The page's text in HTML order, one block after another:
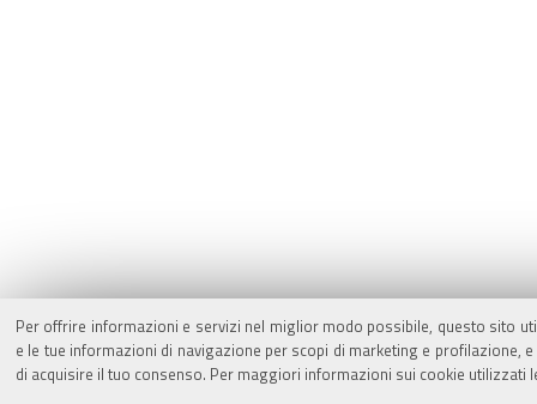
Per offrire informazioni e servizi nel miglior modo possibile, questo sito
e le tue informazioni di navigazione per scopi di marketing e
di acquisire il tuo consenso. Per maggiori informazioni sui cookie utilizzati